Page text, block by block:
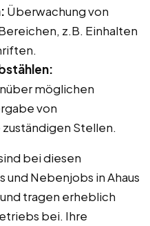
Überwachung von
z.B. Einhalten
möglichen
von
Stellen.
bei diesen
Nebenjobs in Ahaus
tragen erheblich
bei. Ihre